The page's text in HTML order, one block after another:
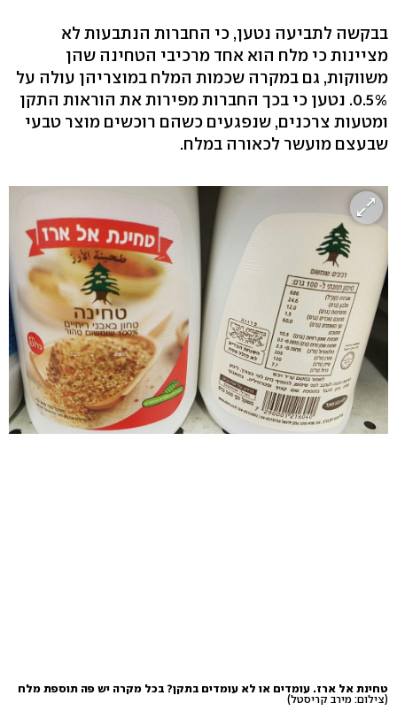
בבקשה לתביעה נטען, כי החברות הנתבעות לא
מציינות כי מלח הוא אחד מרכיבי הטחינה שהן
משווקות, גם במקרה שכמות המלח במוצריהן עולה על
0.5%. נטען כי בכך החברות מפירות את הוראות התקן
ומטעות צרכנים, שנפגעים כשהם רוכשים מוצר טבעי
שבעצם מועשר לכאורה במלח.
טחינת אל ארז. עומדים או לא עומדים בתקן? בכל מקרה יש פה תוספת מלח
(צילום: מירב קריסטל)